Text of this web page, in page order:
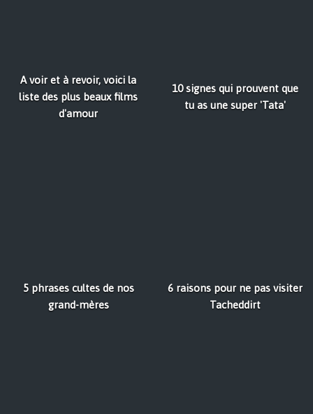
A voir et à revoir, voici la
liste des plus beaux films
d'amour
10 signes qui prouvent que
tu as une super 'Tata'
5 phrases cultes de nos
grand-mères
6 raisons pour ne pas visiter
Tacheddirt